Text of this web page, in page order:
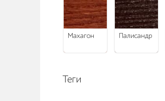
махагон палисандр
Теги